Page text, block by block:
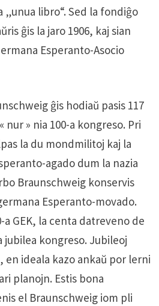
libro“. Sed la fondiĝo
ĝis la jaro 1906, kaj sian
Esperanto-Asocio
ĝis hodiaŭ pasis 117
nur » nia 100-a kongreso. Pri
la du mondmilitoj kaj la
agado dum la nazia
Braunschweig konservis
Esperanto-movado.
a GEK, la centa datreveno de
jubilea kongreso. Jubileoj
en ideala kazo ankaŭ por lerni
planojn. Estis bona
el Braunschweig iom pli